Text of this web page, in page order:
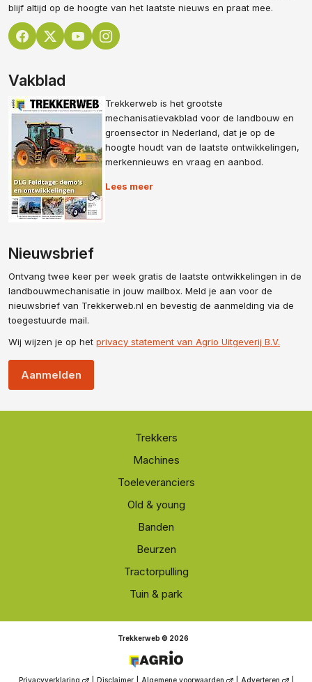
blijf altijd op de hoogte van het laatste nieuws en praat mee.
Vakblad
Trekkerweb is het grootste
mechanisatievakblad voor de landbouw en
groensector in Nederland, dat je op de
hoogte houdt van de laatste ontwikkelingen,
merkennieuws en vraag en aanbod.
Lees meer
Nieuwsbrief
Ontvang twee keer per week gratis de laatste ontwikkelingen in de
landbouwmechanisatie in jouw mailbox. Meld je aan voor de
nieuwsbrief van Trekkerweb.nl en bevestig de aanmelding via de
toegestuurde mail.
Wij wijzen je op het privacy statement van Agrio Uitgeverij B.V.
Aanmelden
Trekkers
Machines
Toeleveranciers
Old & young
Banden
Beurzen
Tractorpulling
Tuin & park
Trekkerweb © 2026
Privacyverklaring Disclaimer Algemene voorwaarden Adverteren